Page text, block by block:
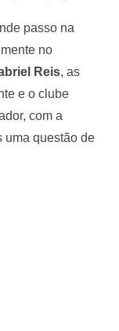
passo na
no
Reis, as
e o clube
com a
uma questão de